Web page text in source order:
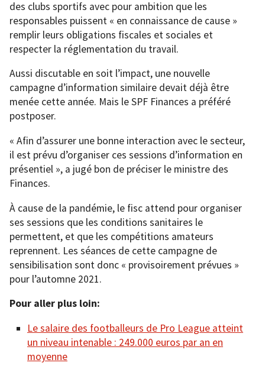
des clubs sportifs avec pour ambition que les
responsables puissent « en connaissance de cause »
remplir leurs obligations fiscales et sociales et
respecter la réglementation du travail.
Aussi discutable en soit l’impact, une nouvelle
campagne d’information similaire devait déjà être
menée cette année. Mais le SPF Finances a préféré
postposer.
« Afin d’assurer une bonne interaction avec le secteur,
il est prévu d’organiser ces sessions d’information en
présentiel », a jugé bon de préciser le ministre des
Finances.
À cause de la pandémie, le fisc attend pour organiser
ses sessions que les conditions sanitaires le
permettent, et que les compétitions amateurs
reprennent. Les séances de cette campagne de
sensibilisation sont donc « provisoirement prévues »
pour l’automne 2021.
Pour aller plus loin:
Le salaire des footballeurs de Pro League atteint
un niveau intenable : 249.000 euros par an en
moyenne